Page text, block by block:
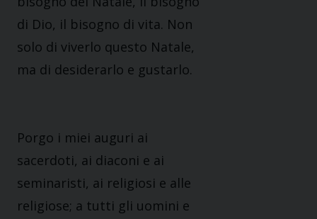
di Dio, il bisogno di vita. Non
solo di viverlo questo Natale,
ma di desiderarlo e gustarlo.
Porgo i miei auguri ai
sacerdoti, ai diaconi e ai
seminaristi, ai religiosi e alle
religiose; a tutti gli uomini e